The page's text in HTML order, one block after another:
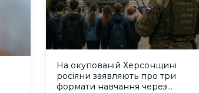
На окупованій Херсонщині
росіяни заявляють про три
формати навчання через